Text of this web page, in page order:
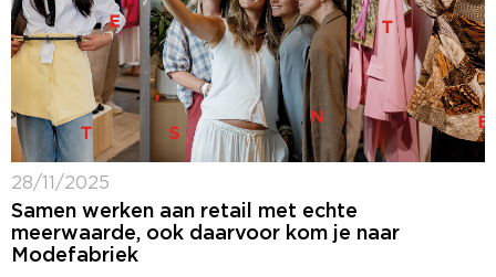
28/11/2025
Samen werken aan retail met echte
meerwaarde, ook daarvoor kom je naar
Modefabriek